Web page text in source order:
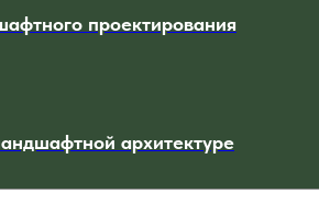
проектирования
архитектуре